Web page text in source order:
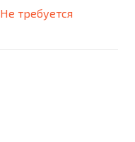
Не требуется